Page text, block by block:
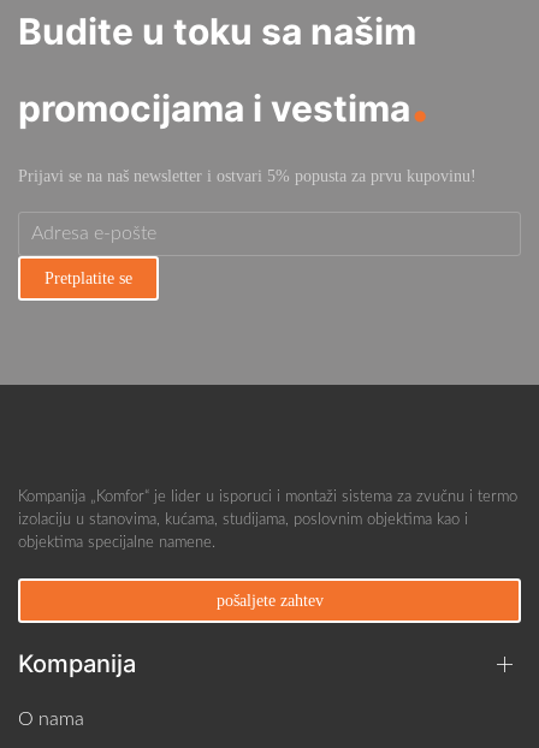
Budite u toku sa našim
promocijama i vestima.
Prijavi se na naš newsletter i ostvari 5% popusta za prvu kupovinu!
Pretplatite se
Kompanija „Komfor“ je lider u isporuci i montaži sistema za zvučnu i termo
izolaciju u stanovima, kućama, studijama, poslovnim objektima kao i
objektima specijalne namene.
pošaljete zahtev
Kompanija
O nama